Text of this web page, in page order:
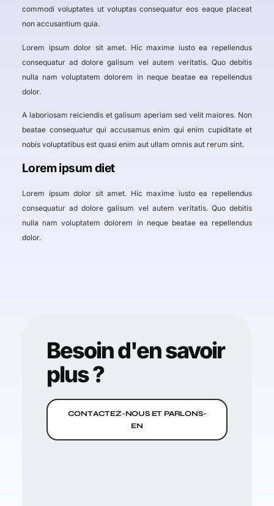
commodi voluptates ut voluptas consequatur eos eaque placeat
non accusantium quia.
Lorem ipsum dolor sit amet. Hic maxime iusto ea repellendus
consequatur ad dolore galisum vel autem veritatis. Quo debitis
nulla nam voluptatem dolorem in neque beatae ea repellendus
dolor.
A laboriosam reiciendis et galisum aperiam sed velit maiores. Non
beatae consequatur qui accusamus enim qui enim cupiditate et
nobis voluptatibus est quasi enim aut ullam omnis aut rerum sint.
Lorem ipsum diet
Lorem ipsum dolor sit amet. Hic maxime iusto ea repellendus
consequatur ad dolore galisum vel autem veritatis. Quo debitis
nulla nam voluptatem dolorem in neque beatae ea repellendus
dolor.
Besoin d'en savoir
plus ?
CONTACTEZ-NOUS ET PARLONS-
EN